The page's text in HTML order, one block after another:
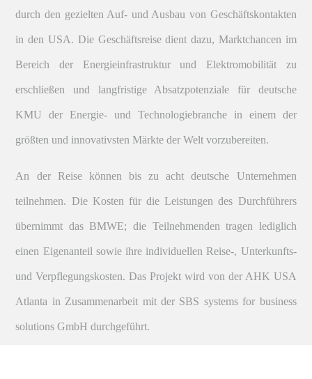
durch den gezielten Auf- und Ausbau von Geschäftskontakten
in den USA. Die Geschäftsreise dient dazu, Marktchancen im
Bereich der Energieinfrastruktur und Elektromobilität zu
erschließen und langfristige Absatzpotenziale für deutsche
KMU der Energie- und Technologiebranche in einem der
größten und innovativsten Märkte der Welt vorzubereiten.
An der Reise können bis zu acht deutsche Unternehmen
teilnehmen. Die Kosten für die Leistungen des Durchführers
übernimmt das BMWE; die Teilnehmenden tragen lediglich
einen Eigenanteil sowie ihre individuellen Reise-, Unterkunfts-
und Verpflegungskosten. Das Projekt wird von der AHK USA
Atlanta in Zusammenarbeit mit der SBS systems for business
solutions GmbH durchgeführt.